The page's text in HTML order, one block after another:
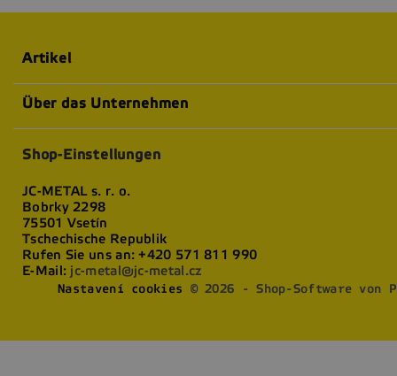
Artikel
Über das Unternehmen
Shop-Einstellungen
JC-METAL s. r. o.
Bobrky 2298
75501 Vsetín
Tschechische Republik
Rufen Sie uns an:+420 571 811 990
E-Mail: jc-metal@jc-metal.cz
Nastavení cookies © 2026 - Shop-Software von